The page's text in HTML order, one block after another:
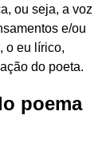
ou seja, a voz
e/ou
o eu lírico,
do poeta.
poema